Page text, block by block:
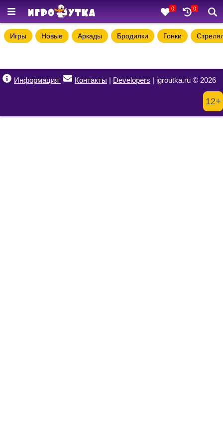
0 0
Игры Новые Аркады Бродилки Гонки
Информация Контакты | Developers | igroutka.ru © 2026
12+